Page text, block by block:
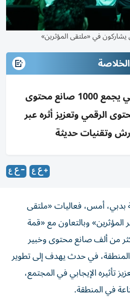
الخلاصة
ملتقى المؤثرين بدبي يجمع 1000 صانع محتوى
الرقمي وتعزيز أثره عبر
وتقنيات حديثة
بدبي، أمس، فعاليات «ملتقى
وبالتعاون مع «قمة
من ألف صانع محتوى وخبير
في حدث يهدف إلى تطوير
تأثيره الإيجابي في المجتمع،
في المنطقة.